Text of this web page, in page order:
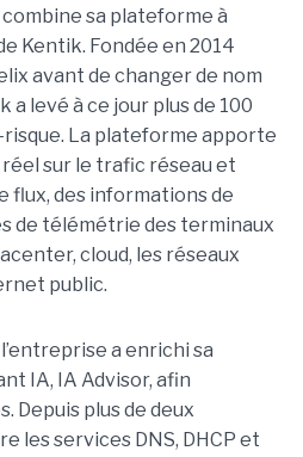
sa plateforme à
Kentik. Fondée en 2014
avant de changer de nom
a levé à ce jour plus de 100
risque. La plateforme apporte
sur le trafic réseau et
flux, des informations de
de télémétrie des terminaux
cloud, les réseaux
public.
a enrichi sa
IA, IA Advisor, afin
Depuis plus de deux
les services DNS, DHCP et